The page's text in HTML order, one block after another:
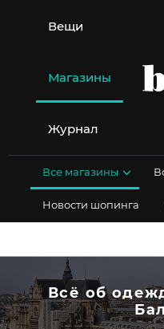
содержимому
Вещи
Магазины
Журнал
Все магазины
Новости шопинга
Всё об